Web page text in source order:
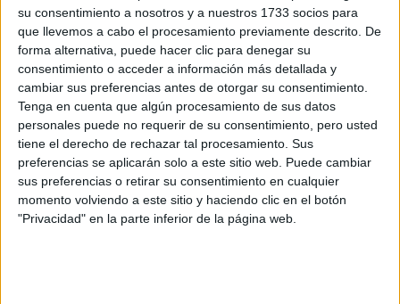
su consentimiento a nosotros y a nuestros 1733 socios para
que llevemos a cabo el procesamiento previamente descrito. De
forma alternativa, puede hacer clic para denegar su
consentimiento o acceder a información más detallada y
cambiar sus preferencias antes de otorgar su consentimiento.
Tenga en cuenta que algún procesamiento de sus datos
personales puede no requerir de su consentimiento, pero usted
tiene el derecho de rechazar tal procesamiento. Sus
preferencias se aplicarán solo a este sitio web. Puede cambiar
sus preferencias o retirar su consentimiento en cualquier
momento volviendo a este sitio y haciendo clic en el botón
"Privacidad" en la parte inferior de la página web.
¿En qué año terminas (o terminaste) bachillerato o FP?
Soy estudiante de:*
Términos y Condiciones de Uso
Aceptolos Términos y Condicionesde uso*